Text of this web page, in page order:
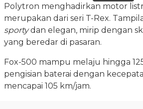
Polytron menghadirkan motor
merupakan dari seri T-Rex.
sportydan elegan, mirip dengan
yang beredar di pasaran.
Fox-500 mampu melaju hingga
pengisian baterai dengan
mencapai 105 km/jam.